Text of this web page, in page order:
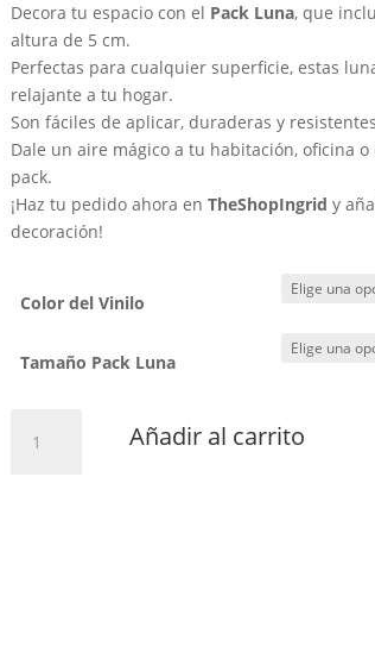
Decora tu espacio con el Pack Luna, que
altura de 5 cm.
Perfectas para cualquier superficie, estas
relajante a tu hogar.
Son fáciles de aplicar, duraderas y
Dale un aire mágico a tu habitación, oficina
pack.
¡Haz tu pedido ahora en TheShopIngrid y
decoración!
Color del Vinilo
Tamaño Pack Luna
Luna
Añadir al carrito